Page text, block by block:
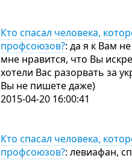
Кто спасал человека,
профсоюзов?: да я к Вам
мне нравится, что Вы
хотели Вас разорвать за
Вы не пишете даже)
2015-04-20 16:00:41
Кто спасал человека,
профсоюзов?: левиафан,